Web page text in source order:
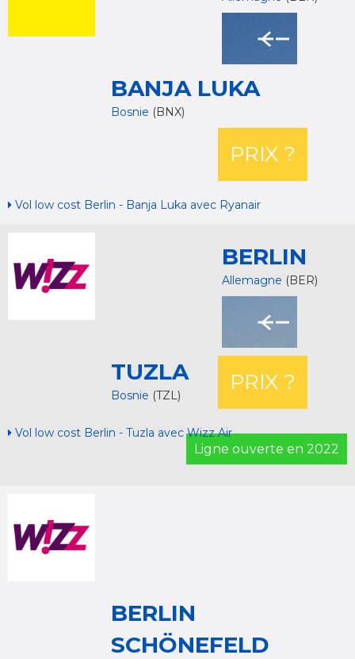
BANJA LUKA
Bosnie (BNX)
PRIX ?
Vol low cost Berlin - Banja Luka avec Ryanair
BERLIN
Allemagne (BER)
TUZLA
Bosnie (TZL)
PRIX ?
Vol low cost Berlin - Tuzla avec Wizz Air
Ligne ouverte en 2022
BERLIN
SCHÖNEFELD